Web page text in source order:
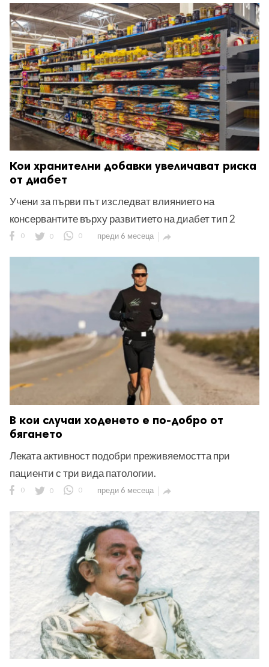
Кои хранителни добавки увеличават риска
от диабет
Учени за първи път изследват влиянието на
консервантите върху развитието на диабет тип 2
0 0 0 преди 6 месеца 
В кои случаи ходенето е по-добро от
бягането
Леката активност подобри преживяемостта при
пациенти с три вида патологии.
0 0 0 преди 6 месеца 